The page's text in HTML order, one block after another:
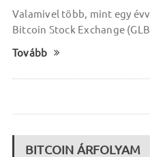
Valamivel több, mint egy
Bitcoin Stock Exchange
Tovább
BITCOIN ÁRFOLYAM